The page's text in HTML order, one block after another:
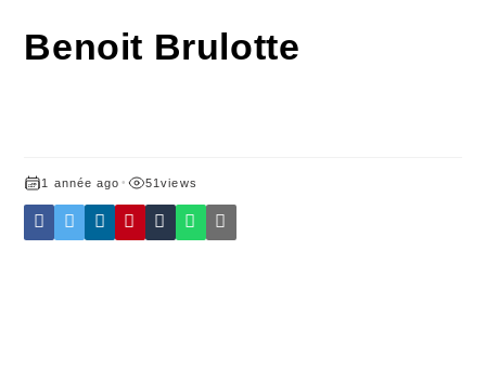
Benoit Brulotte
1 année ago • 51views